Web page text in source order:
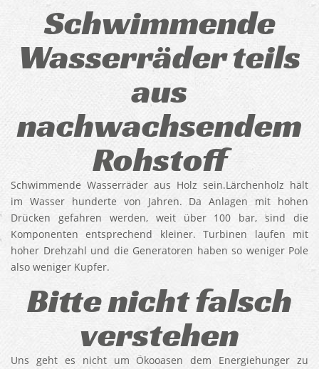
Schwimmende
Wasserräder teils
aus
nachwachsendem
Rohstoff
Schwimmende Wasserräder aus Holz sein.Lärchenholz hält
im Wasser hunderte von Jahren. Da Anlagen mit hohen
Drücken gefahren werden, weit über 100 bar, sind die
Komponenten entsprechend kleiner. Turbinen laufen mit
hoher Drehzahl und die Generatoren haben so weniger Pole
also weniger Kupfer.
Bitte nicht falsch
verstehen
Uns geht es nicht um Ökooasen dem Energiehunger zu